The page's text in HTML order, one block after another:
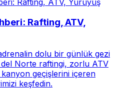
Rafting, ATV,
dolu bir günlük gezi
Norte raftingi, zorlu ATV
geçişlerini içeren
keşfedin.